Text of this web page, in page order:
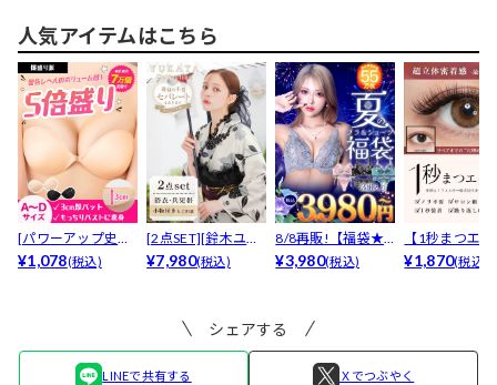
人気アイテムはこちら
[パワーアップ史上
最強5倍盛りアップ
¥1,078(税込)
[2点SET][鈴木ユリ
ア(baby)...
¥7,980(税込)
8/8再販!【福袋★
ブラセット3点
¥3,980(税込)
【1秒まつエ
リュームタイ
¥1,870(税込)
シェアする
LINEで共有する Ｘでつぶやく